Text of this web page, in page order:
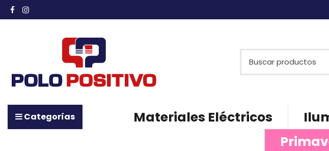
Categorías Materiales Eléctricos